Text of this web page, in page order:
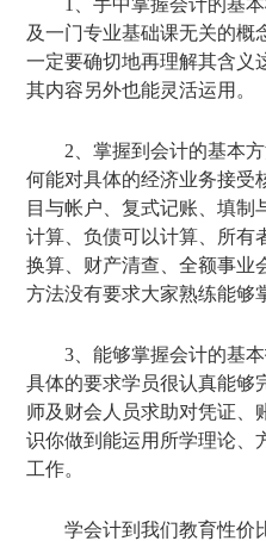
及一门专业基础课无关的概
一定要确切地再理解其含义
其内容另外也能灵活运用。
2、掌握到会计的基本
何能对具体的经济业务接受
目与帐户、复式记账、填制
计算、负债可以计算、所有
换算、财产清查、全额事业
方法没有要求大家熟练能够
3、能够掌握会计的基
具体的要求学员很认真能够
师及财会人员求助对凭证、
识你做到能运用所学理论、
工作。
学会计到我们教育性价